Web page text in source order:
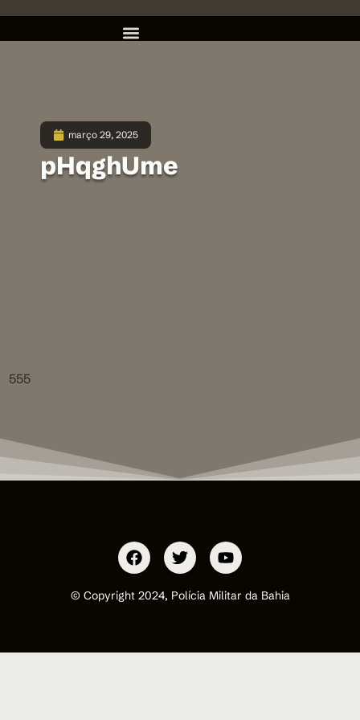
março 29, 2025
pHqghUme
555
© Copyright 2024, Polícia Militar da Bahia